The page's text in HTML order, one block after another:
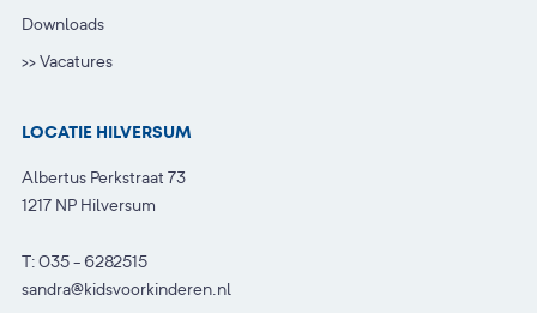
Downloads
>> Vacatures
LOCATIE HILVERSUM
Albertus Perkstraat 73
1217 NP Hilversum
T:035 - 6282515
sandra@kidsvoorkinderen.nl